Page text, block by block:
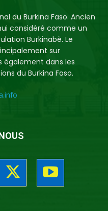
du Burkina Faso. Ancien
considéré comme un
Burkinabè. Le
sur
également dans les
du Burkina Faso.